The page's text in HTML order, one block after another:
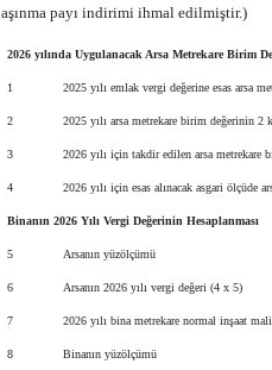
aşınma payı indirimi ihmal edilmiştir.)
2026 yılında Uygulanacak Arsa Metrekare Birim
1 2025 yılı emlak vergi değerine esas arsa
2 2025 yılı arsa metrekare birim değerinin 2
3 2026 yılı için takdir edilen arsa metrekare
4 2026 yılı için esas alınacak asgari ölçüde
Binanın 2026 Yılı Vergi Değerinin Hesaplanması
5 Arsanın yüzölçümü
6 Arsanın 2026 yılı vergi değeri (4 x 5)
7 2026 yılı bina metrekare normal inşaat
8 Binanın yüzölçümü